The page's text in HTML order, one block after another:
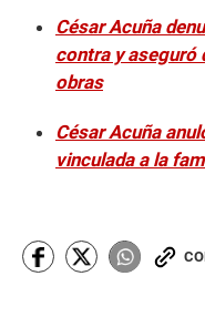
César Acuña
contra y aseguró
obras
César Acuña
vinculada a la